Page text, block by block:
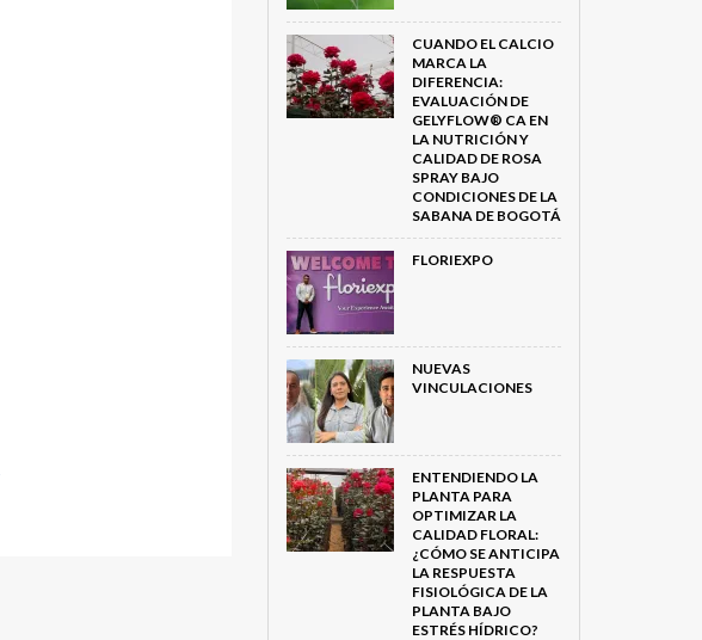
CUANDO EL CALCIO
MARCA LA
DIFERENCIA:
EVALUACIÓN DE
GELYFLOW® CA EN
LA NUTRICIÓN Y
CALIDAD DE ROSA
SPRAY BAJO
CONDICIONES DE LA
SABANA DE BOGOTÁ
FLORIEXPO
NUEVAS
VINCULACIONES
ENTENDIENDO LA
PLANTA PARA
OPTIMIZAR LA
CALIDAD FLORAL:
¿CÓMO SE ANTICIPA
LA RESPUESTA
FISIOLÓGICA DE LA
PLANTA BAJO
ESTRÉS HÍDRICO?